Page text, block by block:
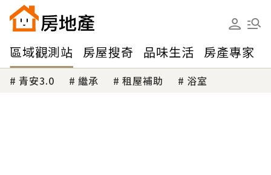
區域觀測站 房屋搜奇 品味生活 房產專家
青安3.0 繼承 租屋補助 浴室